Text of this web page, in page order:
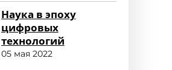
Наука в эпоху
цифровых
технологий
05 мая 2022